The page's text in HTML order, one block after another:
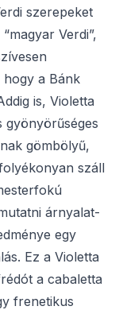
szerepeket
Verdi”,
a Bánk
is, Violetta
gyönyörűséges
gömbölyű,
száll
árnyalat-
egy
Ez a Violetta
a cabaletta
frenetikus